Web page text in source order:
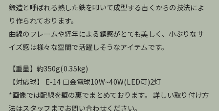
鍛造と呼ばれる熱した鉄を叩いて成型する古くからの技法によ
り作られております。
曲線のフレームや経年による錆感がとても美しく、小ぶりなサ
イズ感は様々な空間で活躍しそうなアイテムです。
【重量】約350g(0.35kg)
【対応球】 E-14 口金電球10W~40W(LED可)2灯
*画像では配線を壁の裏でまとめております。 詳しい取り付け方
法はスタッフまでお問い合わせください。